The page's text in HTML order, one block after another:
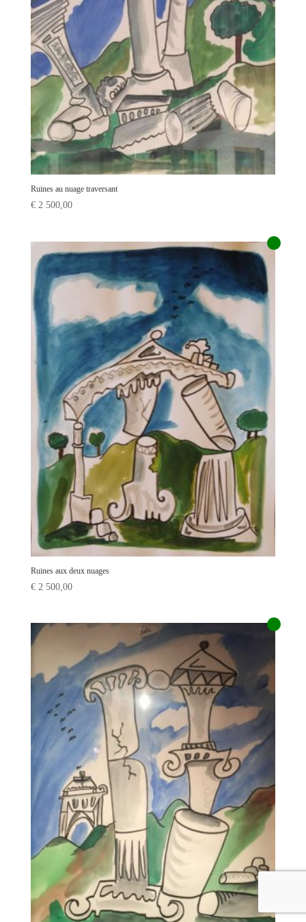
Ruines au nuage traversant
€2 500,00
Ruines aux deux nuages
€2 500,00